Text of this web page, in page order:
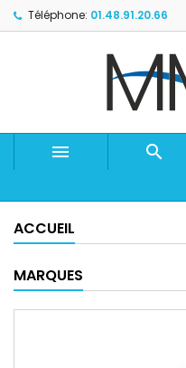
Téléphone: 01.48.91.20.66
 
ACCUEIL
MARQUES